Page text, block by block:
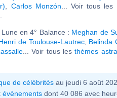
Carlos Monzón ... Voir tous les
en 4° Balance : Meghan de
de Toulouse-Lautrec, Belinda
... Voir tous lesthèmes
de célébritésau jeudi 6 août
évènementsdont 40 086 avec